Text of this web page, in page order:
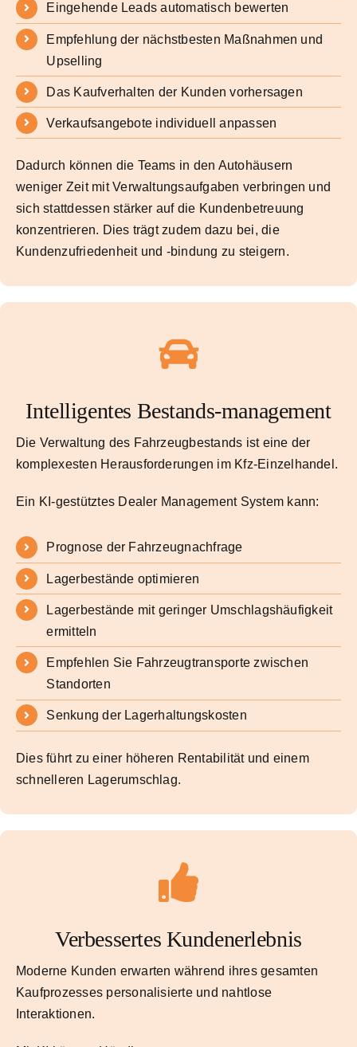
Eingehende Leads automatisch bewerten
Empfehlung der nächstbesten Maßnahmen und
Upselling
Das Kaufverhalten der Kunden vorhersagen
Verkaufsangebote individuell anpassen
Dadurch können die Teams in den Autohäusern
weniger Zeit mit Verwaltungsaufgaben verbringen und
sich stattdessen stärker auf die Kundenbetreuung
konzentrieren. Dies trägt zudem dazu bei, die
Kundenzufriedenheit und -bindung zu steigern.
Intelligentes Bestands-management
Die Verwaltung des Fahrzeugbestands ist eine der
komplexesten Herausforderungen im Kfz-Einzelhandel.
Ein KI-gestütztes Dealer Management System kann:
Prognose der Fahrzeugnachfrage
Lagerbestände optimieren
Lagerbestände mit geringer Umschlagshäufigkeit
ermitteln
Empfehlen Sie Fahrzeugtransporte zwischen
Standorten
Senkung der Lagerhaltungskosten
Dies führt zu einer höheren Rentabilität und einem
schnelleren Lagerumschlag.
Verbessertes Kundenerlebnis
Moderne Kunden erwarten während ihres gesamten
Kaufprozesses personalisierte und nahtlose
Interaktionen.